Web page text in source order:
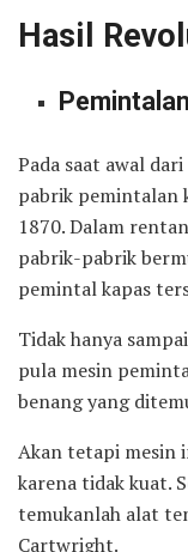
Hasil
Pada saat awal
pabrik pemintalan
1870. Dalam
pabrik-pabrik
pemintal kapas
Tidak hanya
pula mesin
benang yang
Akan tetapi mesin
karena tidak kuat.
temukanlah alat
Cartwright.